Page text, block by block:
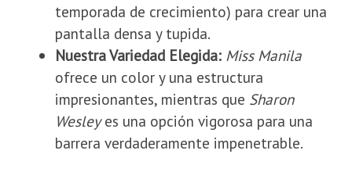
temporada de crecimiento) para crear una
pantalla densa y tupida.
Nuestra Variedad Elegida: Miss Manila
ofrece un color y una estructura
impresionantes, mientras que Sharon
Wesleyes una opción vigorosa para una
barrera verdaderamente impenetrable.